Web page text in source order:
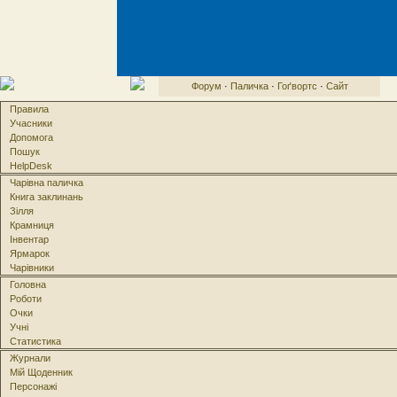
Форум · Паличка· Гоґвортс · Сайт
Правила
Учасники
Допомога
Пошук
HelpDesk
Чарівна паличка
Книга заклинань
Зілля
Крамниця
Інвентар
Ярмарок
Чарівники
Головна
Роботи
Очки
Учні
Статистика
Журнали
Мій Щоденник
Персонажі